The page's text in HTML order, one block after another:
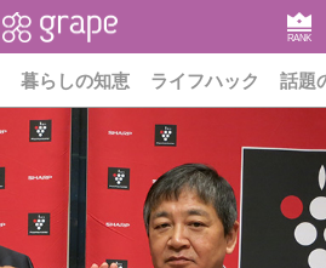
RANK
暮らしの知恵 ライフハック 話題